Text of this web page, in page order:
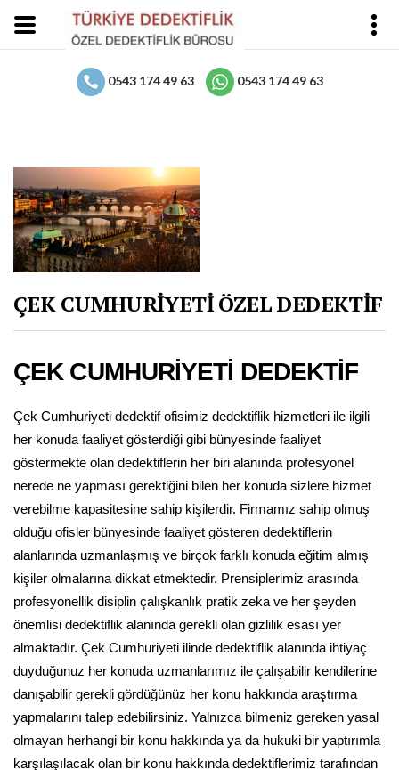
0543 174 49 63 0543 174 49 63
ÇEK CUMHURİYETİ ÖZEL DEDEKTİF
ÇEK CUMHURİYETİ DEDEKTİF
Çek Cumhuriyeti dedektif ofisimiz dedektiflik hizmetleri ile ilgili
her konuda faaliyet gösterdiği gibi bünyesinde faaliyet
göstermekte olan dedektiflerin her biri alanında profesyonel
nerede ne yapması gerektiğini bilen her konuda sizlere hizmet
verebilme kapasitesine sahip kişilerdir. Firmamız sahip olmuş
olduğu ofisler bünyesinde faaliyet gösteren dedektiflerin
alanlarında uzmanlaşmış ve birçok farklı konuda eğitim almış
kişiler olmalarına dikkat etmektedir. Prensiplerimiz arasında
profesyonellik disiplin çalışkanlık pratik zeka ve her şeyden
önemlisi dedektiflik alanında gerekli olan gizlilik esası yer
almaktadır. Çek Cumhuriyeti ilinde dedektiflik alanında ihtiyaç
duyduğunuz her konuda uzmanlarımız ile çalışabilir kendilerine
danışabilir gerekli gördüğünüz her konu hakkında araştırma
yapmalarını talep edebilirsiniz. Yalnızca bilmeniz gereken yasal
olmayan herhangi bir konu hakkında ya da hukuki bir yaptırımla
karşılaşılacak olan bir konu hakkında dedektiflerimiz tarafından